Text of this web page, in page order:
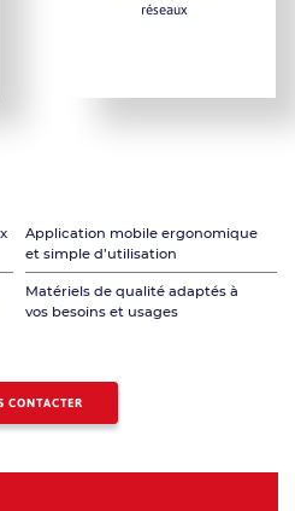
réseaux
Application mobile ergonomique
et simple d’utilisation
Matériels de qualité adaptés à
vos besoins et usages
CONTACTER